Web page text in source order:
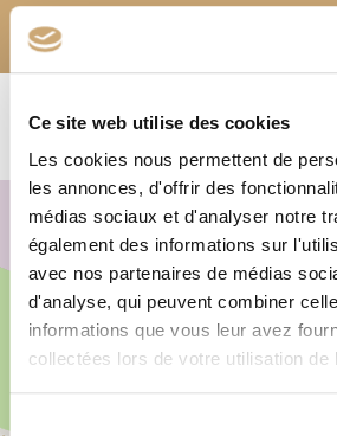
Ce site web utilise des cookies
Les cookies nous permettent de
les annonces, d'offrir des
médias sociaux et d'analyser notre
également des informations sur
avec nos partenaires de médias
d'analyse, qui peuvent combiner
informations que vous leur avez
collectées lors de votre utilisation de
E-mail :cedphilate@yahoo.fr
×
+
−